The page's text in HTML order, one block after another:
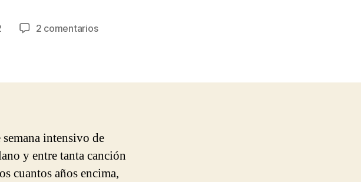
2 comentariosen
El
intensivo de
y entre tanta canción
cuantos años encima,